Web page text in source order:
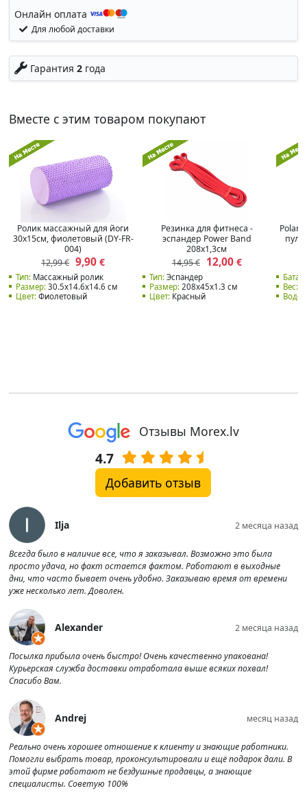
Онлайн оплата
Для любой доставки
Гарантия 2года
Вместе с этим товаром покупают
Ролик массажный для йоги
30x15см, фиолетовый (DY-FR-
004)
12,99 € 9,90 €
Тип:Массажный ролик
Размер:30.5x14.6x14.6 см
Цвет:Фиолетовый
Резинка для фитнеса -
эспандер Power Band
208x1,3см
14,95 €
12,00€
Тип:Эспандер
Размер:208x45x1.3 см
Цвет:Красный
Polar
Вес:
Отзывы Morex.lv
4.7
Добавить отзыв
Ilja 2 месяца назад
Всегда было в наличие все, что я заказывал. Возможно это была
просто удача, но факт остается фактом. Работают в выходные
дни, что часто бывает очень удобно. Заказываю время от времени
уже несколько лет. Доволен.
Alexander 2 месяца назад
Посылка прибыла очень быстро! Очень качественно упакована!
Курьерская служба доставки отработала выше всяких похвал!
Спасибо Вам.
Andrej месяц назад
Реально очень хорошее отношение к клиенту и знающие работники.
Помогли выбрать товар, проконсультировали и ещё подарок дали. В
этой фирме работают не бездушные продавцы, а знающие
специалисты. Советую 100%